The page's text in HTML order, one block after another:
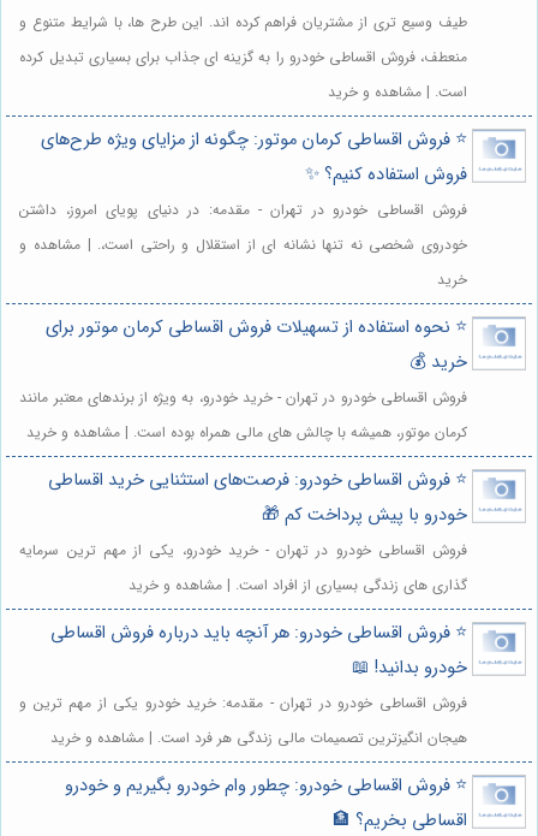
طیف وسیع تری از مشتریان فراهم کرده اند. این طرح ها، با شرایط متنوع و
منعطف، فروش اقساطی خودرو را به گزینه ای جذاب برای بسیاری تبدیل کرده
است. | مشاهده و خرید
⭐️ فروش اقساطی کرمان موتور: چگونه از مزایای ویژه طرح‌های
فروش استفاده کنیم؟ ✨
فروش اقساطی خودرو در تهران - مقدمه: در دنیای پویای امروز، داشتن
خودروی شخصی نه تنها نشانه ای از استقلال و راحتی است،. | مشاهده و
خرید
⭐️ نحوه استفاده از تسهیلات فروش اقساطی کرمان موتور برای
خرید 💰
فروش اقساطی خودرو در تهران - خرید خودرو، به ویژه از برندهای معتبر مانند
کرمان موتور، همیشه با چالش های مالی همراه بوده است. | مشاهده و خرید
⭐️ فروش اقساطی خودرو: فرصت‌های استثنایی خرید اقساطی
خودرو با پیش پرداخت کم 🎁
فروش اقساطی خودرو در تهران - خرید خودرو، یکی از مهم ترین سرمایه
گذاری های زندگی بسیاری از افراد است. | مشاهده و خرید
⭐️ فروش اقساطی خودرو: هر آنچه باید درباره فروش اقساطی
خودرو بدانید! 📖
فروش اقساطی خودرو در تهران - مقدمه: خرید خودرو یکی از مهم ترین و
هیجان انگیزترین تصمیمات مالی زندگی هر فرد است. | مشاهده و خرید
⭐️ فروش اقساطی خودرو: چطور وام خودرو بگیریم و خودرو
اقساطی بخریم؟ 🏦